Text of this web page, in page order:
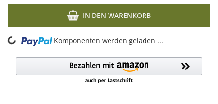
IN DEN WARENKORB
Komponenten werden geladen ...